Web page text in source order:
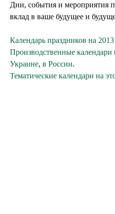
Дни, события и мероприятия
вклад в ваше будущее и
Календарь праздников на
Производственные календари
Украине, в России.
Тематические календари на